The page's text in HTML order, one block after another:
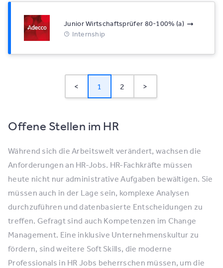
Junior Wirtschaftsprüfer 80-100% (a)
Internship
< 1 2 >
Offene Stellen im HR
Während sich die Arbeitswelt verändert, wachsen die
Anforderungen an HR-Jobs. HR-Fachkräfte müssen
heute nicht nur administrative Aufgaben bewältigen. Sie
müssen auch in der Lage sein, komplexe Analysen
durchzuführen und datenbasierte Entscheidungen zu
treffen. Gefragt sind auch Kompetenzen im Change
Management. Eine inklusive Unternehmenskultur zu
fördern, sind weitere Soft Skills, die moderne
Professionals in HR Jobs beherrschen müssen, um die